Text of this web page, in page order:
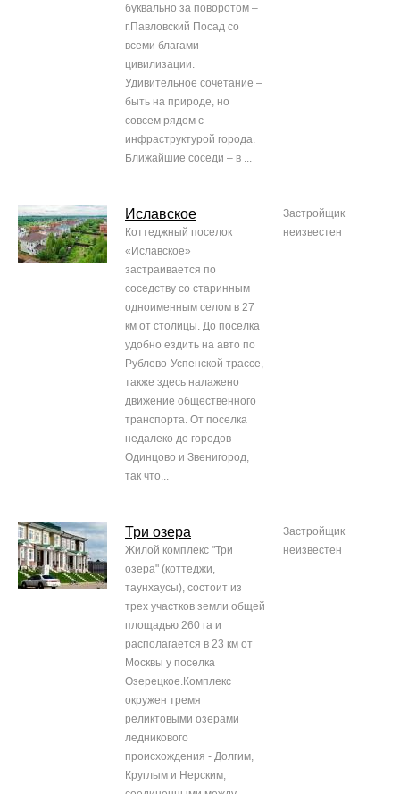
буквально за поворотом –
г.Павловский Посад со
всеми благами
цивилизации.
Удивительное сочетание –
быть на природе, но
совсем рядом с
инфраструктурой города.
Ближайшие соседи – в ...
Иславское
Коттеджный поселок
«Иславское»
застраивается по
соседству со старинным
одноименным селом в 27
км от столицы. До поселка
удобно ездить на авто по
Рублево-Успенской трассе,
также здесь налажено
движение общественного
транспорта. От поселка
недалеко до городов
Одинцово и Звенигород,
так что...
Застройщик
неизвестен
Три озера
Жилой комплекс "Три
озера" (коттеджи,
таунхаусы), состоит из
трех участков земли общей
площадью 260 га и
располагается в 23 км от
Москвы у поселка
Озерецкое.Комплекс
окружен тремя
реликтовыми озерами
ледникового
происхождения - Долгим,
Круглым и Нерским,
Застройщик
неизвестен